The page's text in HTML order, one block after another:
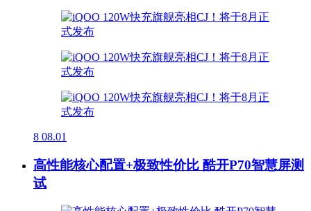
8 08.01
高性能核心配置+极致性价比 酷开P70智慧屏测
试